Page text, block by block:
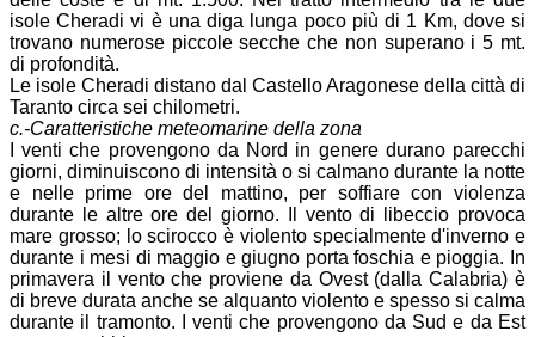
isole Cheradi vi è una diga lunga poco più di 1 Km, dove si
trovano numerose piccole secche che non superano i 5 mt.
di profondità.
Le isole Cheradi distano dal Castello Aragonese della città di
Taranto circa sei chilometri.
c.-Caratteristiche meteomarine della zona
I venti che provengono da Nord in genere durano parecchi
giorni, diminuiscono di intensità o si calmano durante la notte
e nelle prime ore del mattino, per soffiare con violenza
durante le altre ore del giorno. Il vento di libeccio provoca
mare grosso; lo scirocco è violento specialmente d'inverno e
durante i mesi di maggio e giugno porta foschia e pioggia. In
primavera il vento che proviene da Ovest (dalla Calabria) è
di breve durata anche se alquanto violento e spesso si calma
durante il tramonto. I venti che provengono da Sud e da Est